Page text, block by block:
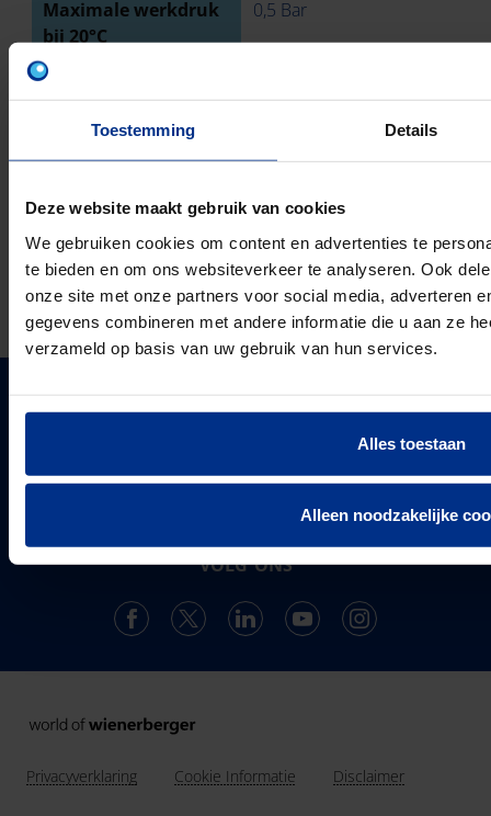
Toestemming Details
Deze website maakt gebruik van cookies
We gebruiken cookies om content en advertenties te
te bieden en om ons websiteverkeer te analyseren. Ook
onze site met onze partners voor social media, adverteren
gegevens combineren met andere informatie die u aan ze
verzameld op basis van uw gebruik van hun services.
Alles toestaan
Alleen noodzakelijke
Maximale werkdruk
bij 20°C
0,5 Bar
Ringstijfheidsklasse
Met pakkingen
TECHNISCHE TEKENING
DOWNLOADS
Pipelife is één van de grootste producenten van
kunststof leidingsystemen in Europa. Sinds 1947
ontwikkelt, produceert en levert de vestiging in
Enkhuizen een compleet en trendsettend programma.
Landen in Europa
PIPELIFE
Projecten & Nieuws
VOLG ONS
Privacyverklaring Cookie Informatie Disclaimer